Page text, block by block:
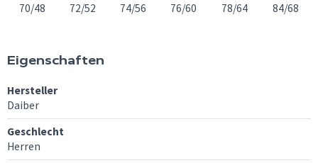
70/48 72/52 74/56 76/60 78/64 84/68
Eigenschaften
Hersteller
Daiber
Geschlecht
Herren